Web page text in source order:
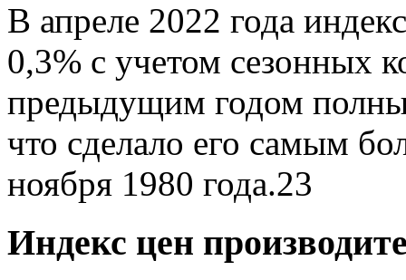
В апреле 2022 года
0,3% с учетом сезонных
предыдущим годом
что сделало его самым
ноября 1980 года.23
Индекс цен